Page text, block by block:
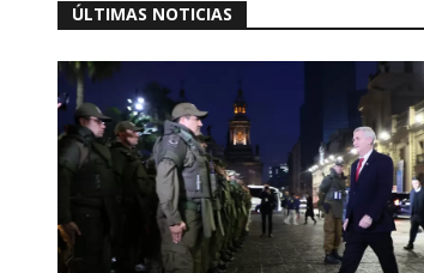
ÚLTIMAS NOTICIAS